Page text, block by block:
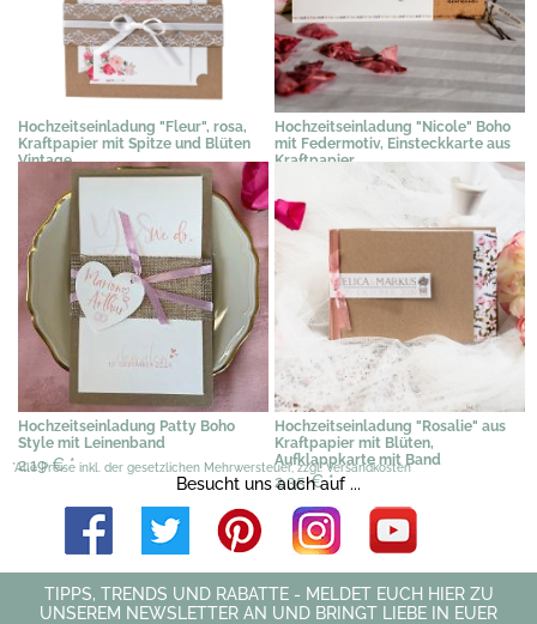
Hochzeitseinladung "Fleur", rosa,
Kraftpapier mit Spitze und Blüten
Vintage
*
Hochzeitseinladung "Nicole" Boho
mit Federmotiv, Einsteckkarte aus
Kraftpapier
Hochzeitseinladung Patty Boho
Style mit Leinenband
2,19 €*
Hochzeitseinladung "Rosalie" aus
Kraftpapier mit Blüten,
Aufklappkarte mit Band
2,35 €*
*Alle Preise inkl. der gesetzlichen Mehrwersteuer, zzgl. Versandkosten
Besucht uns auch auf ...
TIPPS, TRENDS UND RABATTE - MELDET EUCH HIER ZU
UNSEREM NEWSLETTER AN UND BRINGT LIEBE IN EUER